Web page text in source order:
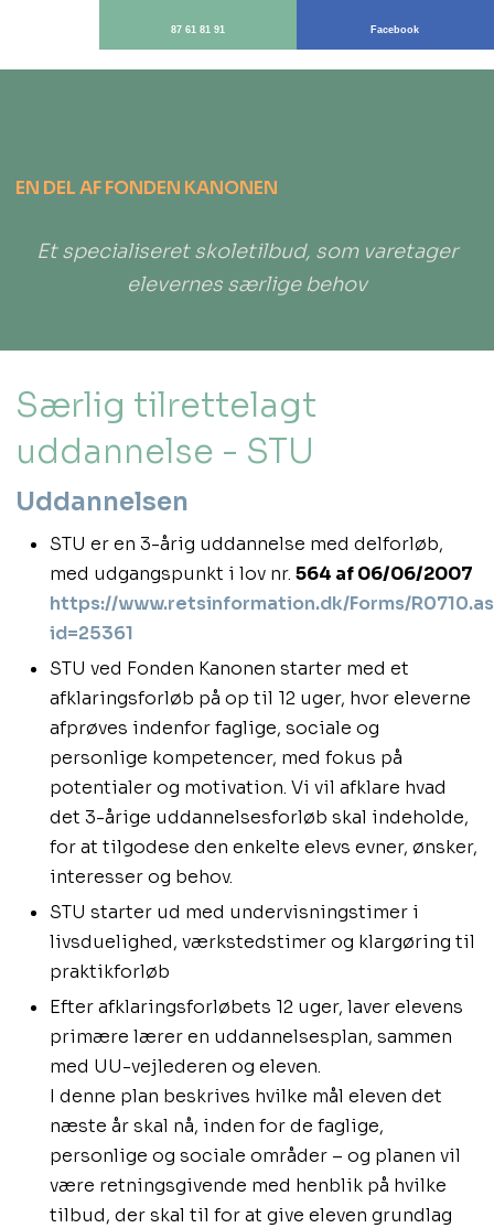
​EN DEL AF FONDEN KANONEN
Et specialiseret skoletilbud, som varetager
elevernes særlige behov​
Særlig tilrettelagt
uddannelse - STU​
Uddannelsen
STU er en 3-årig uddannelse med delforløb,
med udgangspunkt i lov nr.564 af 06/06/2007
https://www.retsinformation.dk/Forms/
id=25361
STU ved Fonden Kanonen starter med et
afklaringsforløb på op til 12 uger, hvor eleverne
afprøves indenfor faglige, sociale og
personlige kompetencer, med fokus på
potentialer og motivation. Vi vil afklare hvad
det 3-årige uddannelsesforløb skal indeholde,
for at tilgodese den enkelte elevs evner, ønsker,
interesser og behov.
STU starter ud med undervisningstimer i
livsduelighed, værkstedstimer og klargøring til
praktikforløb
Efter afklaringsforløbets 12 uger, laver elevens
primære lærer en uddannelsesplan, sammen
med UU-vejlederen og eleven.
I denne plan beskrives hvilke mål eleven det
næste år skal nå, inden for de faglige,
personlige og sociale områder – og planen vil
være retningsgivende med henblik på hvilke
tilbud, der skal til for at give eleven grundlag
87 61 81 91 Facebook